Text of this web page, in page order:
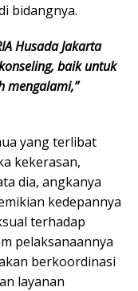
bidangnya.
Husada Jakarta
baik untuk
mengalami,”
yang terlibat
kekerasan,
dia, angkanya
kedepannya
terhadap
pelaksanaannya
berkoordinasi
layanan